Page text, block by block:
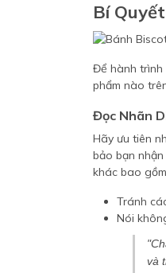
Bí
Để hành trình
phẩm nào
Đọc Nhãn
Hãy ưu tiên
bảo bạn
khác bao
Tránh
Nói
và